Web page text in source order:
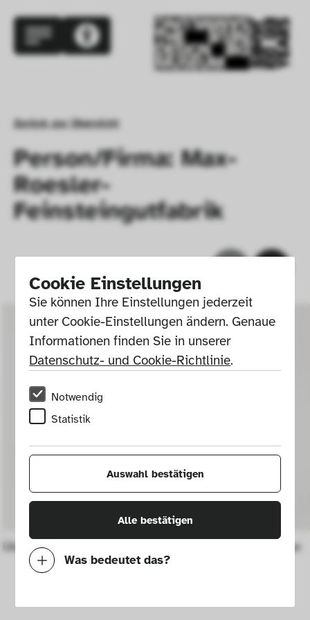
Cookie Einstellungen
Sie können Ihre Einstellungen jederzeit
unter Cookie-Einstellungen ändern. Genaue
Informationen finden Sie in unserer
Datenschutz- und Cookie-Richtlinie.
Notwendig
Statistik
Auswahl bestätigen
Alle bestätigen
Was bedeutet das?
Mit diesen Cookies können wir durch
Zurück zur Übersicht
Person/Firma: Max-
Roesler-
Feinsteingutfabrik
Übertopf (Topfhülle) 4984/3 Blumenvase